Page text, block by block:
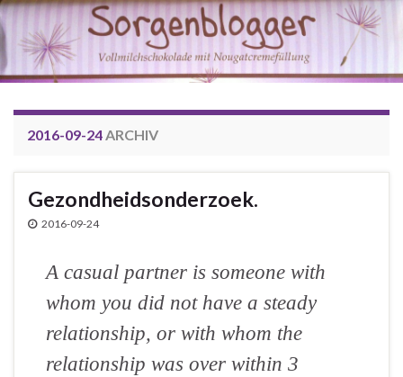
2016-09-24ARCHIV
Gezondheidsonderzoek.
2016-09-24
A casual partner is someone with
whom you did not have a steady
relationship, or with whom the
relationship was over within 3